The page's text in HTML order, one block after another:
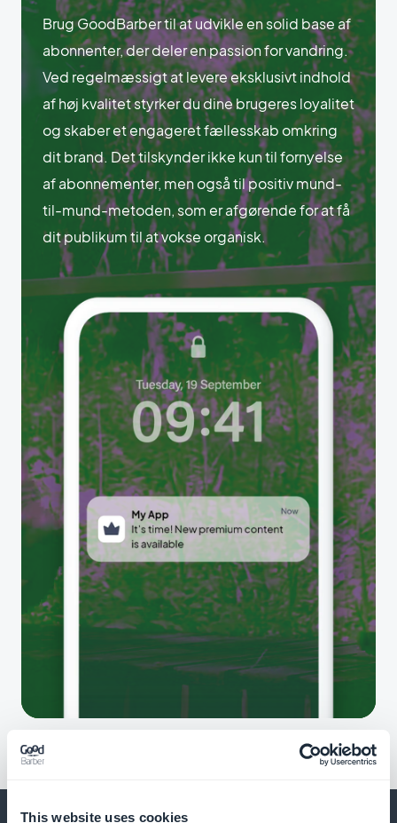
This website uses cookies
Brug GoodBarber til at udvikle en solid base af
abonnenter, der deler en passion for vandring.
Ved regelmæssigt at levere eksklusivt indhold
af høj kvalitet styrker du dine brugeres loyalitet
og skaber et engageret fællesskab omkring
dit brand. Det tilskynder ikke kun til fornyelse
af abonnementer, men også til positiv mund-
til-mund-metoden, som er afgørende for at få
dit publikum til at vokse organisk.